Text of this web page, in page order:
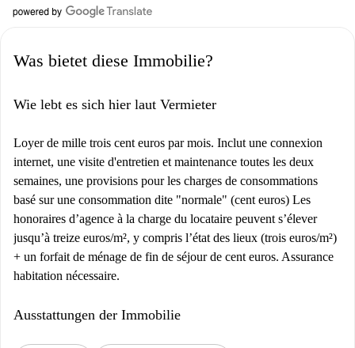
Was bietet diese Immobilie?
Wie lebt es sich hier laut Vermieter
Loyer de mille trois cent euros par mois. Inclut une connexion
internet, une visite d'entretien et maintenance toutes les deux
semaines, une provisions pour les charges de consommations
basé sur une consommation dite "normale" (cent euros) Les
honoraires d’agence à la charge du locataire peuvent s’élever
jusqu’à treize euros/m², y compris l’état des lieux (trois euros/m²)
+ un forfait de ménage de fin de séjour de cent euros. Assurance
habitation nécessaire.
Ausstattungen der Immobilie